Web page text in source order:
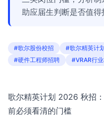
助应届生判断是否值得
#歌尔股份校招 #歌尔精英计
#硬件工程师招聘
#VRAR行
歌尔精英计划 2026 秋招
前必须看清的门槛